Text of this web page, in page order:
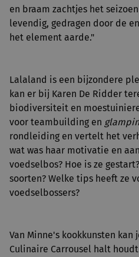
en braam zachtjes het
levendig, gedragen door de
het element aarde."
Lalaland is een bijzondere
kan er bij Karen De Ridder
biodiversiteit en
voor teambuilding en
rondleiding en vertelt het
wat was haar motivatie en
voedselbos? Hoe is ze
soorten? Welke tips heeft ze
voedselbossers?
Van Minne's kookkunsten kan
Culinaire Carrousel halt